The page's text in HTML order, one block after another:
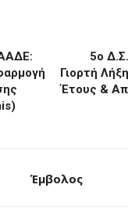
5ο
Γιορτή
Έτους &
Έμβολος